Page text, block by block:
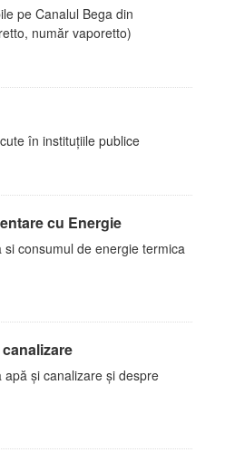
pe Canalul Bega din
număr vaporetto)
în instituțiile publice
cu Energie
consumul de energie termica
și canalizare și despre